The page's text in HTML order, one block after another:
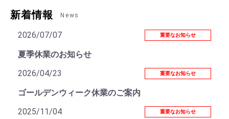
新着情報 News
2026/07/07 重要なお知らせ
夏季休業のお知らせ
2026/04/23
重要なお知らせ
ゴールデンウィーク休業のご案内
2025/11/04
重要なお知らせ